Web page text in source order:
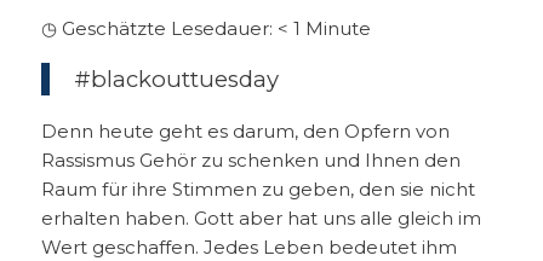
◷ Geschätzte Lesedauer: < 1 Minute
#blackouttuesday
Denn heute geht es darum, den Opfern von
Rassismus Gehör zu schenken und Ihnen den
Raum für ihre Stimmen zu geben, den sie nicht
erhalten haben. Gott aber hat uns alle gleich im
Wert geschaffen. Jedes Leben bedeutet ihm